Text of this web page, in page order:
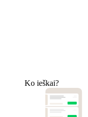
Ko ieškai?